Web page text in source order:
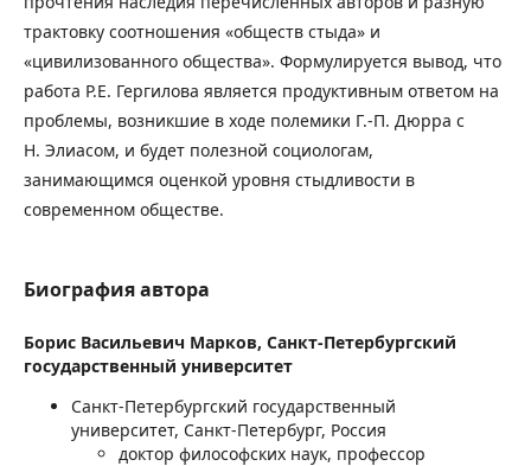
трактовку соотношения «обществ стыда» и
«цивилизованного общества». Формулируется вывод, что
работа Р.Е. Гергилова является продуктивным ответом на
проблемы, возникшие в ходе полемики Г.-П. Дюрра с
Н. Элиасом, и будет полезной социологам,
занимающимся оценкой уровня стыдливости в
современном обществе.
Биография автора
Борис Васильевич Марков, Санкт-Петербургский
государственный университет
Санкт-Петербургский государственный
университет, Санкт-Петербург, Россия
доктор философских наук, профессор